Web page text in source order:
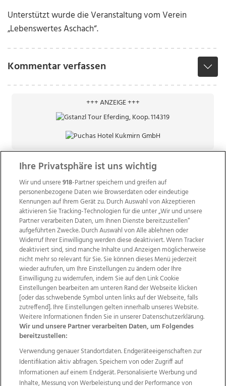
Unterstützt wurde die Veranstaltung vom Verein
„Lebenswertes Aschach“.
Kommentar verfassen
+++ ANZEIGE +++
Wir über uns Mediadaten Kontakt
Jobs
Datenschutz
Impressum
AGB Anzeigekunden
AGB Website
Ehrenkodex Politische Werbung
Weitere Angebote des Medienhauses Wimmer
TV1 di-mog-i.at OÖNow
Ischler Woche
Life Radio
OÖNachrichten
OÖN Immobilien
Ihre Privatsphäre ist uns wichtig
Wir und unsere918-Partner speichern und greifen auf
personenbezogene Daten wie Browserdaten oder eindeutige
Kennungen auf Ihrem Gerät zu. Durch Auswahl von Akzeptieren
aktivieren Sie Tracking-Technologien für die unter „Wir und unsere
Partner verarbeiten Daten, um Ihnen Dienste bereitzustellen“
aufgeführten Zwecke. Durch Auswahl von Alle ablehnen oder
Widerruf Ihrer Einwilligung werden diese deaktiviert. Wenn Tracker
deaktiviert sind, sind manche Inhalte und Anzeigen möglicherweise
nicht mehr so relevant für Sie. Sie können dieses Menü jederzeit
wieder aufrufen, um Ihre Einstellungen zu ändern oder Ihre
Einwilligung zu widerrufen, indem Sie auf den Link Cookie
Einstellungen bearbeiten am unteren Rand der Webseite klicken
[oder das schwebende Symbol unten links auf der Webseite, falls
zutreffend]. Ihre Einstellungen gelten innerhalb unseres Website.
Weitere Informationen finden Sie in unserer Datenschutzerklärung.
Wir und unsere Partner verarbeiten Daten, um Folgendes
bereitzustellen:
Verwendung genauer Standortdaten. Endgeräteeigenschaften zur
Identifikation aktiv abfragen. Speichern von oder Zugriff auf
Informationen auf einem Endgerät. Personalisierte Werbung und
Inhalte, Messung von Werbeleistung und der Performance von